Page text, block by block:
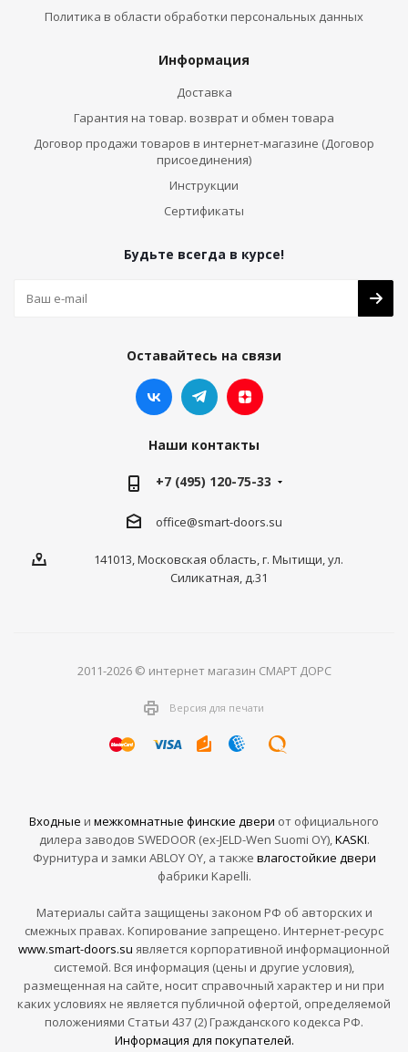
Политика в области обработки персональных данных
Информация
Доставка
Гарантия на товар. возврат и обмен товара
Договор продажи товаров в интернет-магазине (Договор
присоединения)
Инструкции
Сертификаты
Будьте всегда в курсе!
Оставайтесь на связи
Наши контакты
+7 (495) 120-75-33
office@smart-doors.su
141013, Московская область, г. Мытищи, ул.
Силикатная, д.31
2011-2026 © интернет магазин СМАРТ ДОРС
Версия для печати
Входные и межкомнатные финские двери от официального
дилера заводов SWEDOOR (ex-JELD-Wen Suomi OY),KASKI.
Фурнитура и замки ABLOY OY, а также влагостойкие двери
фабрики Kapelli.
Материалы сайта защищены законом РФ об авторских и
смежных правах. Копирование запрещено. Интернет-ресурс
www.smart-doors.su является корпоративной информационной
системой. Вся информация (цены и другие условия),
размещенная на сайте, носит справочный характер и ни при
каких условиях не является публичной офертой, определяемой
положениями Статьи 437 (2) Гражданского кодекса РФ.
Информация для покупателей.